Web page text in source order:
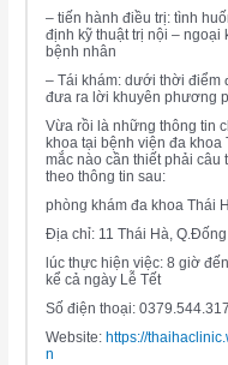
– tiến hành điều trị: tình
định kỹ thuật trị nội – ngoại
bệnh nhân
– Tái khám: dưới thời điểm
đưa ra lời khuyên phương
Vừa rồi là những thông tin
khoa tại bệnh viện đa
mắc nào cần thiết phải
theo thông tin sau:
phòng khám đa khoa Thái
Địa chỉ: 11 Thái Hà,
lúc thực hiện việc: 8 giờ
kể cả ngày Lễ Tết
Số điện thoại: 0379.544.317
Website: https://
n